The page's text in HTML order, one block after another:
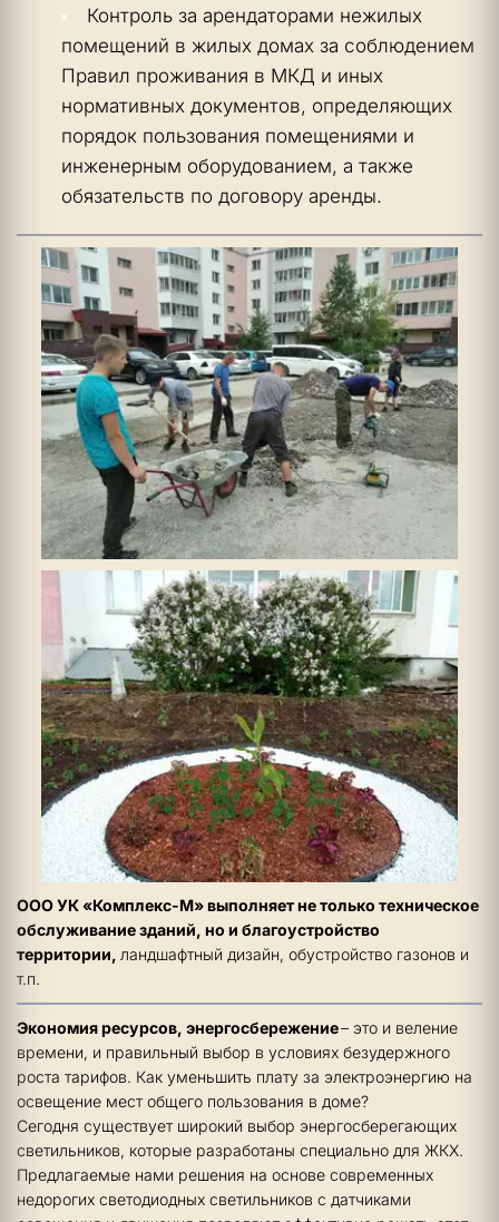
Контроль за арендаторами нежилых
помещений в жилых домах за соблюдением
Правил проживания в МКД и иных
нормативных документов, определяющих
порядок пользования помещениями и
инженерным оборудованием, а также
обязательств по договору аренды.
ООО УК «Комплекс-М» выполняет не только техническое
обслуживание зданий, но и благоустройство
территории, ландшафтный дизайн, обустройство газонов и
т.п.
Экономия ресурсов, энергосбережение – это и веление
времени, и правильный выбор в условиях безудержного
роста тарифов. Как уменьшить плату за электроэнергию на
освещение мест общего пользования в доме?
Сегодня существует широкий выбор энергосберегающих
светильников, которые разработаны специально для ЖКХ.
Предлагаемые нами решения на основе современных
недорогих светодиодных светильников с датчиками